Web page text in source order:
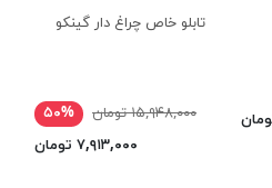
تابلو خاص چراغ دار گینکو
۱۵,۹۴۸,۰۰۰ تومان
۵۰%
۷,۹۱۳,۰۰۰ تومان